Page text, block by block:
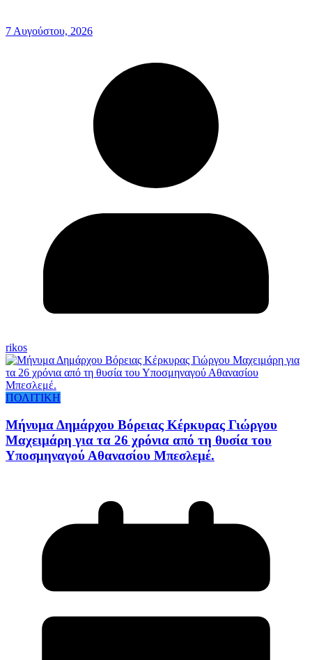
7 Αυγούστου, 2026
rikos
ΠΟΛΙΤΙΚΗ
Μήνυμα Δημάρχου Βόρειας Κέρκυρας Γιώργου
Μαχειμάρη για τα 26 χρόνια από τη θυσία του
Υποσμηναγού Αθανασίου Μπεσλεμέ.